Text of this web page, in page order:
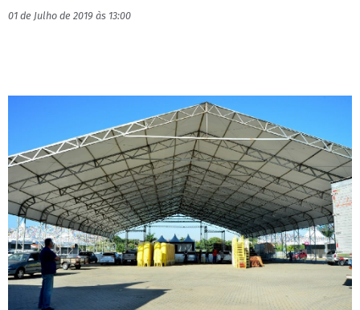
01 de Julho de 2019 às 13:00